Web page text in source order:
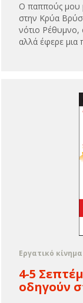
Ο παππούς μου
στην Κρύα
νότιο Ρέθυμνο,
αλλά έφερε
Εργατικό κίνημα
4-5
οδηγούν